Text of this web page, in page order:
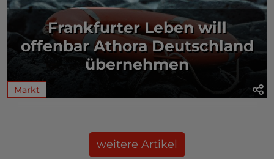
Frankfurter Leben will
offenbar Athora Deutschland
übernehmen
Markt
weitere Artikel